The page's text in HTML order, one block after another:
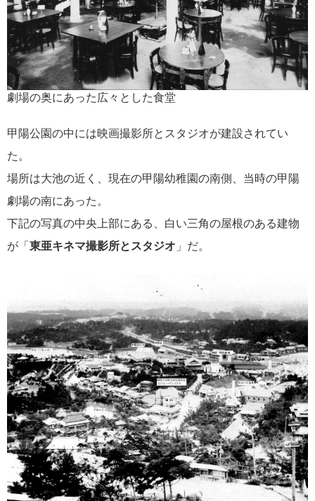
劇場の奥にあった広々とした食堂
甲陽公園の中には映画撮影所とスタジオが建設されてい
た。
場所は大池の近く、現在の甲陽幼稚園の南側、当時の甲陽
劇場の南にあった。
下記の写真の中央上部にある、白い三角の屋根のある建物
が「 東亜キネマ撮影所とスタジオ 」だ。